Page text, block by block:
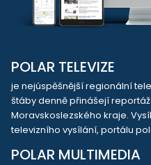
POLAR TELEVIZE
je nejúspěšnější regionální
štáby denně přinášejí
Moravskoslezského kraje.
televizního vysílání, portálu
POLAR MULTIMEDIA